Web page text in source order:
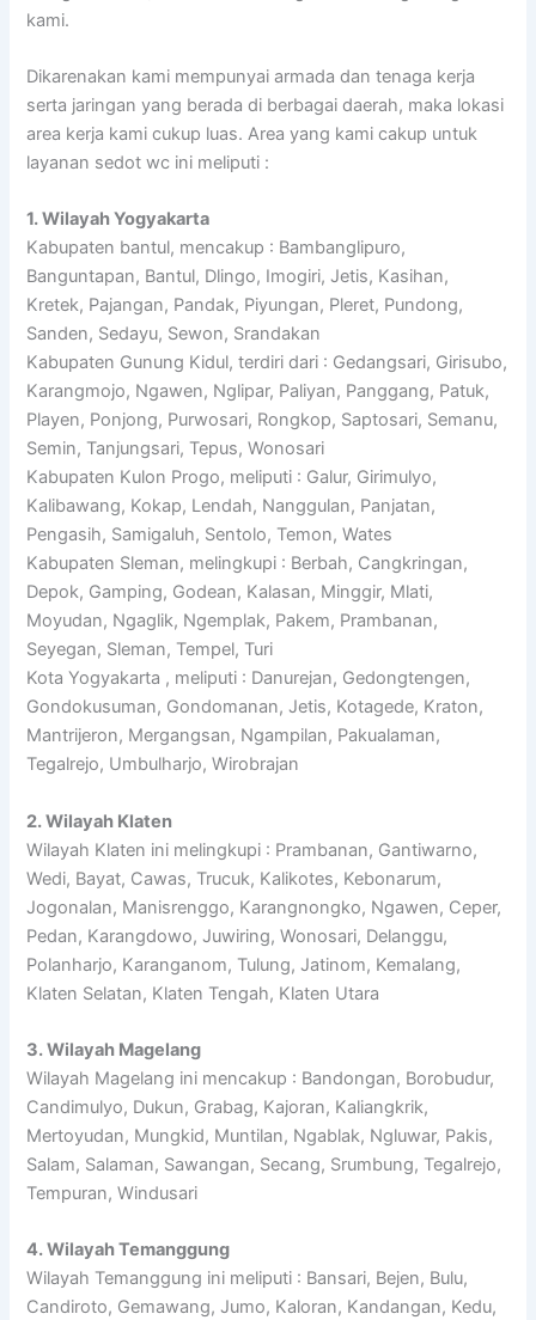
kami.
Dikarenakan kami mempunyai armada dan tenaga kerja
serta jaringan yang berada di berbagai daerah, maka lokasi
area kerja kami cukup luas. Area yang kami cakup untuk
layanan sedot wc ini meliputi :
1. Wilayah Yogyakarta
Kabupaten bantul, mencakup : Bambanglipuro,
Banguntapan, Bantul, Dlingo, Imogiri, Jetis, Kasihan,
Kretek, Pajangan, Pandak, Piyungan, Pleret, Pundong,
Sanden, Sedayu, Sewon, Srandakan
Kabupaten Gunung Kidul, terdiri dari : Gedangsari, Girisubo,
Karangmojo, Ngawen, Nglipar, Paliyan, Panggang, Patuk,
Playen, Ponjong, Purwosari, Rongkop, Saptosari, Semanu,
Semin, Tanjungsari, Tepus, Wonosari
Kabupaten Kulon Progo, meliputi : Galur, Girimulyo,
Kalibawang, Kokap, Lendah, Nanggulan, Panjatan,
Pengasih, Samigaluh, Sentolo, Temon, Wates
Kabupaten Sleman, melingkupi : Berbah, Cangkringan,
Depok, Gamping, Godean, Kalasan, Minggir, Mlati,
Moyudan, Ngaglik, Ngemplak, Pakem, Prambanan,
Seyegan, Sleman, Tempel, Turi
Kota Yogyakarta , meliputi : Danurejan, Gedongtengen,
Gondokusuman, Gondomanan, Jetis, Kotagede, Kraton,
Mantrijeron, Mergangsan, Ngampilan, Pakualaman,
Tegalrejo, Umbulharjo, Wirobrajan
2. Wilayah Klaten
Wilayah Klaten ini melingkupi : Prambanan, Gantiwarno,
Wedi, Bayat, Cawas, Trucuk, Kalikotes, Kebonarum,
Jogonalan, Manisrenggo, Karangnongko, Ngawen, Ceper,
Pedan, Karangdowo, Juwiring, Wonosari, Delanggu,
Polanharjo, Karanganom, Tulung, Jatinom, Kemalang,
Klaten Selatan, Klaten Tengah, Klaten Utara
3. Wilayah Magelang
Wilayah Magelang ini mencakup : Bandongan, Borobudur,
Candimulyo, Dukun, Grabag, Kajoran, Kaliangkrik,
Mertoyudan, Mungkid, Muntilan, Ngablak, Ngluwar, Pakis,
Salam, Salaman, Sawangan, Secang, Srumbung, Tegalrejo,
Tempuran, Windusari
4. Wilayah Temanggung
Wilayah Temanggung ini meliputi : Bansari, Bejen, Bulu,
Candiroto, Gemawang, Jumo, Kaloran, Kandangan, Kedu,